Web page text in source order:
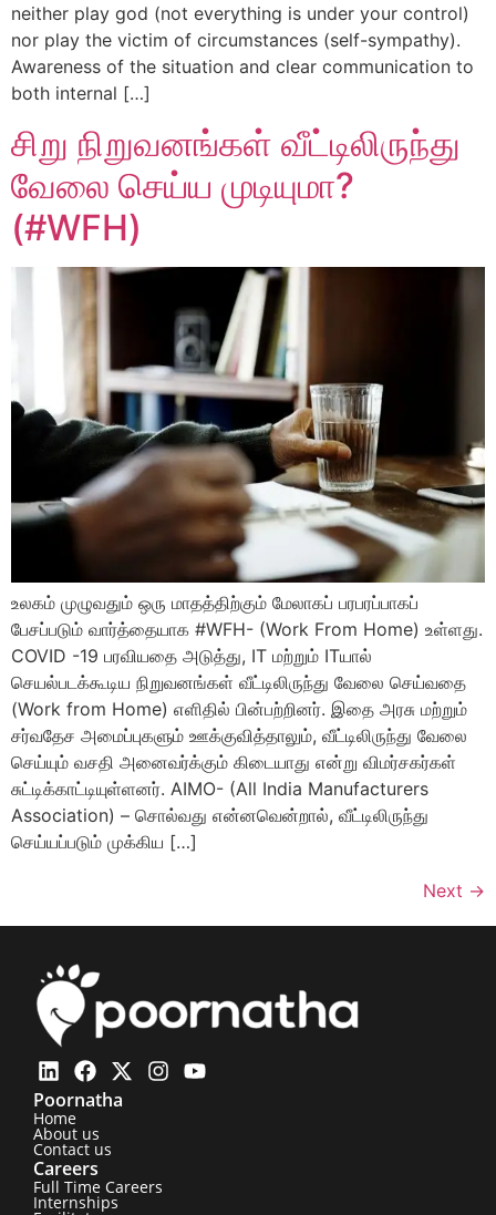
neither play god (not everything is under your control)
nor play the victim of circumstances (self-sympathy).
Awareness of the situation and clear communication to
both internal […]
சிறு நிறுவனங்கள் வீட்டிலிருந்து
வேலை செய்ய முடியுமா?
(#WFH)
உலகம் முழுவதும் ஒரு மாதத்திற்கும் மேலாகப் பரபரப்பாகப்
பேசப்படும் வார்த்தையாக #WFH- (Work From Home) உள்ளது.
COVID -19 பரவியதை அடுத்து, IT மற்றும் ITயால்
செயல்படக்கூடிய நிறுவனங்கள் வீட்டிலிருந்து வேலை செய்வதை
(Work from Home) எளிதில் பின்பற்றினர். இதை அரசு மற்றும்
சர்வதேச அமைப்புகளும் ஊக்குவித்தாலும், வீட்டிலிருந்து வேலை
செய்யும் வசதி அனைவர்க்கும் கிடையாது என்று விமர்சகர்கள்
சுட்டிக்காட்டியுள்ளனர். AIMO- (All India Manufacturers
Association) – சொல்வது என்னவென்றால், வீட்டிலிருந்து
செய்யப்படும் முக்கிய […]
Next →
Poornatha
Home
About us
Contact us
Careers
Full Time Careers
Internships